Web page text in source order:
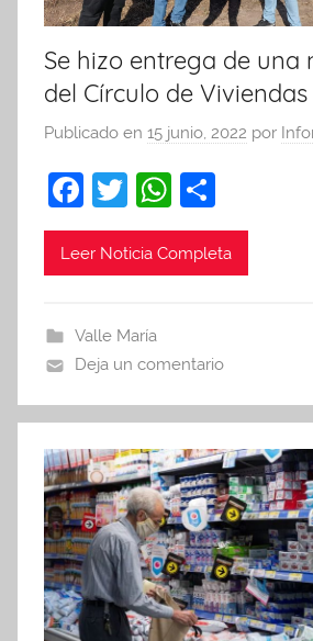
Se hizo entrega de una
del Círculo de
Publicado en 15 junio, 2022 por
F
a
c
b
o
o
k
T
w
itt
W
h
at
p
p
o
m
tir
Leer Noticia Completa
Valle María
Deja un comentario